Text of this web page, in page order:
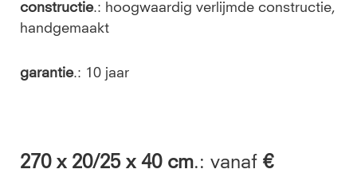
constructie.: hoogwaardig verlijmde constructie,
handgemaakt
garantie.: 10 jaar
270 x 20/25 x 40 cm.: vanaf €